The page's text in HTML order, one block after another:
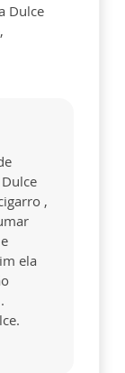
Dulce
,
ela